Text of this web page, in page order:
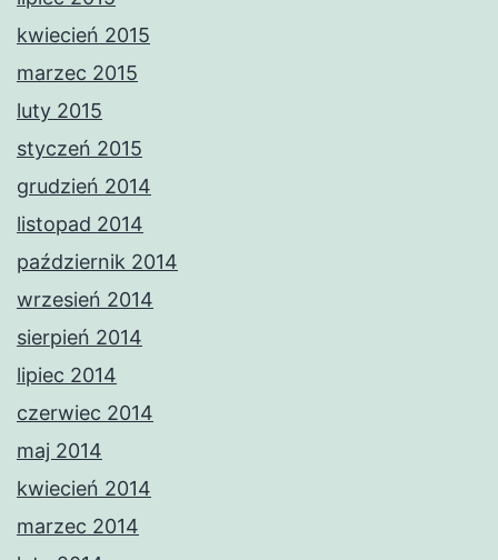
kwiecień 2015
marzec 2015
luty 2015
styczeń 2015
grudzień 2014
listopad 2014
październik 2014
wrzesień 2014
sierpień 2014
lipiec 2014
czerwiec 2014
maj 2014
kwiecień 2014
marzec 2014